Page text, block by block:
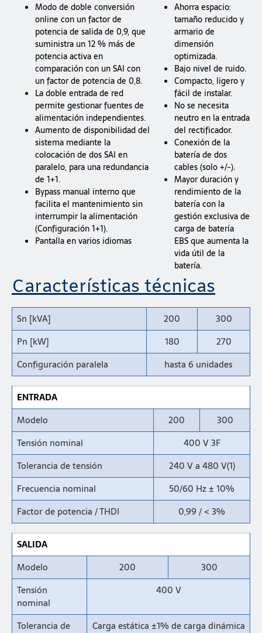
Modo de doble conversión
online con un factor de
potencia de salida de 0,9, que
suministra un 12 % más de
potencia activa en
comparación con un SAI con
un factor de potencia de 0,8.
La doble entrada de red
permite gestionar fuentes de
alimentación independientes.
Aumento de disponibilidad del
sistema mediante la
colocación de dos SAI en
paralelo, para una redundancia
de 1+1.
Bypass manual interno que
facilita el mantenimiento sin
interrumpir la alimentación
(Configuración 1+1).
Pantalla en varios idiomas
Ahorra espacio:
tamaño reducido y
armario de
dimensión
optimizada.
Bajo nivel de ruido.
Compacto, ligero y
fácil de instalar.
No se necesita
neutro en la entrada
del rectificador.
Conexión de la
batería de dos
cables (solo +/-).
Mayor duración y
rendimiento de la
batería con la
gestión exclusiva de
carga de batería
EBS que aumenta la
vida útil de la
batería.
Características técnicas
Sn [kVA] 200
300
Pn [kW]
180
270
Configuración paralela
hasta 6 unidades
ENTRADA
Modelo
200
300
Tensión nominal
400 V 3F
Tolerancia de tensión
240 V a 480 V(1)
Frecuencia nominal
50/60 Hz ± 10%
Factor de potencia / THDI
0,99 / < 3%
SALIDA
Modelo
200
300
Tensión
nominal
400 V
Tolerancia de
Carga estática ±1% de carga dinámica